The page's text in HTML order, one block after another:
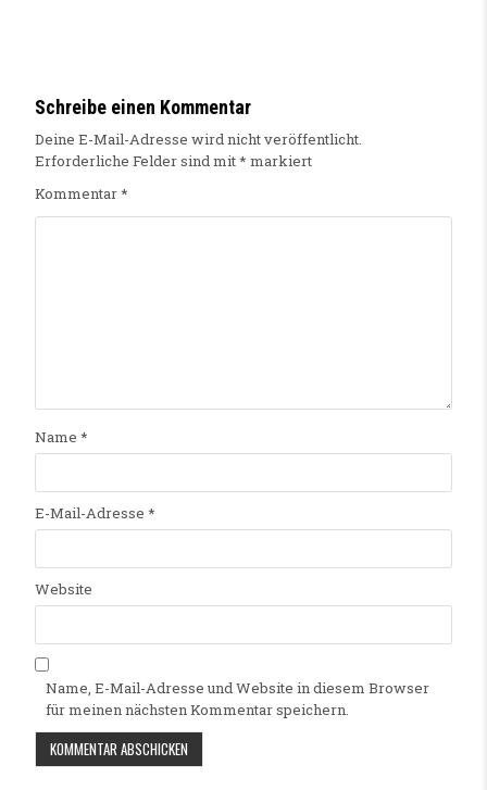
Schreibe einen Kommentar
Deine E-Mail-Adresse wird nicht veröffentlicht.
Erforderliche Felder sind mit* markiert
Kommentar*
Name *
E-Mail-Adresse *
Website
Name, E-Mail-Adresse und Website in diesem Browser
für meinen nächsten Kommentar speichern.